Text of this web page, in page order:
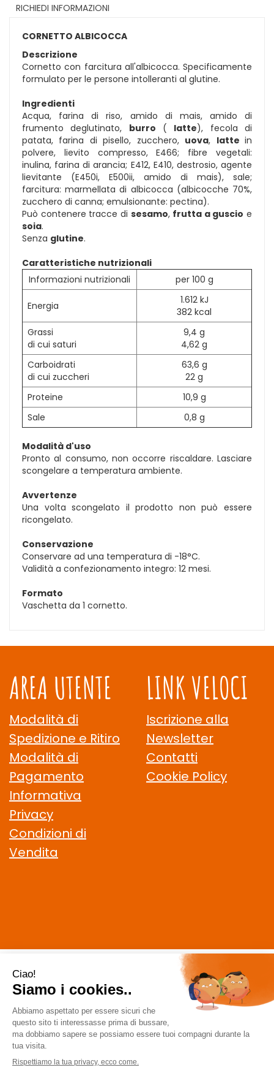
RICHIEDI INFORMAZIONI
CORNETTO ALBICOCCA
Descrizione
Cornetto con farcitura all'albicocca. Specificamente
formulato per le persone intolleranti al glutine.
Ingredienti
Acqua, farina di riso, amido di mais, amido di
frumento deglutinato, burro ( latte), fecola di
patata, farina di pisello, zucchero, uova, lattein
polvere, lievito compresso, E466; fibre vegetali:
inulina, farina di arancia; E412, E410, destrosio, agente
lievitante (E450i, E500ii, amido di mais), sale;
farcitura: marmellata di albicocca (albicocche 70%,
zucchero di canna; emulsionante: pectina).
Può contenere tracce di sesamo, frutta a guscio e
soia.
Senza glutine.
Caratteristiche nutrizionali
Informazioni nutrizionali
per 100 g
Energia
1.612 kJ
382 kcal
Grassi
di cui saturi
9,4 g
4,62 g
Carboidrati
di cui zuccheri
63,6 g
22 g
Proteine
10,9 g
Sale
0,8 g
Modalità d'uso
Pronto al consumo, non occorre riscaldare. Lasciare
scongelare a temperatura ambiente.
Avvertenze
Una volta scongelato il prodotto non può essere
ricongelato.
Conservazione
Conservare ad una temperatura di -18°C.
Validità a confezionamento integro: 12 mesi.
Formato
Vaschetta da 1 cornetto.
AREA UTENTE
Modalità di
Spedizione e Ritiro
Modalità di
Pagamento
Informativa
Privacy
Condizioni di
Vendita
LINK VELOCI
Iscrizione alla
Newsletter
Contatti
Cookie Policy
CELIACHIAMO.COM SRL
- VIA DELLA MAGLIANA, 183 00146
Roma (RM)
staff @ celiachiamo.com
| Tel.: 065506174| P.Iva:
10901621002 | Numero R.E.A.: 1212664